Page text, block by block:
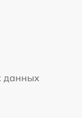
данных